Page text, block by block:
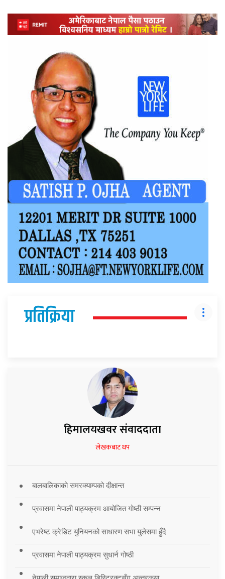
प्रतिक्रिया
हिमालयखवर संवाददाता
लेखकबाट थप
बालबालिकाको समरक्याम्पको दीक्षान्त
प्रवासमा नेपाली पाठ्यक्रम आयोजित गोष्ठी सम्पन्न
एभरेष्ट क्रेडिट युनियनको साधारण सभा युलेसमा हुँदै
प्रवासमा नेपाली पाठ्यक्रम सुधार्न गोष्ठी